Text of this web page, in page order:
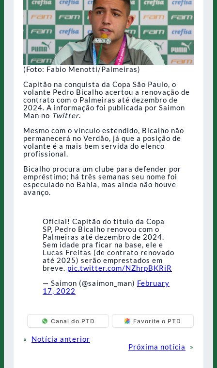
(Foto: Fabio Menotti/Palmeiras)
Capitão na conquista da Copa São Paulo, o
volante Pedro Bicalho acertou a renovação de
contrato com o Palmeiras até dezembro de
2024. A informação foi publicada por Saimon
Man no Twitter.
Mesmo com o vínculo estendido, Bicalho não
permanecerá no Verdão, já que a posição de
volante é a mais bem servida do elenco
profissional.
Bicalho procura um clube para defender por
empréstimo; há três semanas seu nome foi
especulado no Bahia, mas ainda não houve
avanço.
Oficial! Capitão do título da Copa
SP, Pedro Bicalho renovou com o
Palmeiras até dezembro de 2024.
Sem idade pra ficar na base, ele e
Lucas Freitas (de contrato renovado
até 2025) serão emprestados em
breve. pic.twitter.com/NZhrpBKRiR
— Saimon (@saimon_man) February
17, 2022
Canal do PTD Favorite o PTD
«
Notícia anterior
Próxima notícia
»